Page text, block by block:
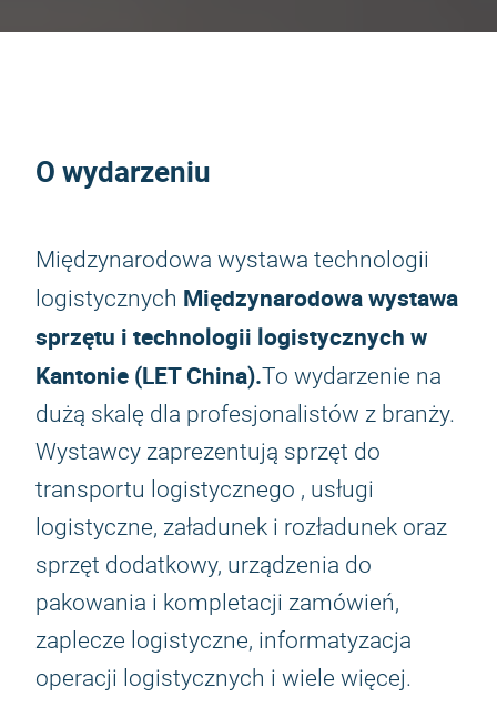
O wydarzeniu
Międzynarodowa wystawa technologii
logistycznych Międzynarodowa wystawa
sprzętu i technologii logistycznych w
Kantonie (LET China).To wydarzenie na
dużą skalę dla profesjonalistów z branży.
Wystawcy zaprezentują sprzęt do
transportu logistycznego , usługi
logistyczne, załadunek i rozładunek oraz
sprzęt dodatkowy, urządzenia do
pakowania i kompletacji zamówień,
zaplecze logistyczne, informatyzacja
operacji logistycznych i wiele więcej.